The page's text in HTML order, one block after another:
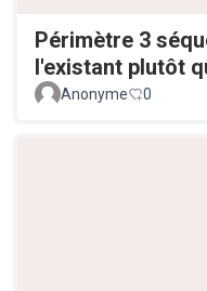
Périmètre 3
l'existant plutôt
Anonyme 0